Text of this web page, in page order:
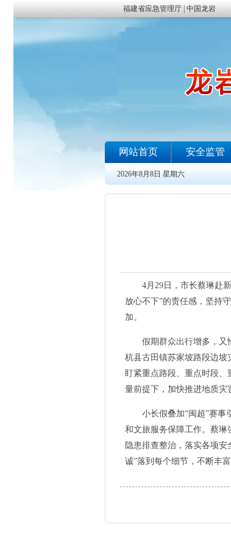
4月29日，市长蔡琳赴新
放心不下”的责任感，坚持
加。
假期群众出行增多，又恰
杭县古田镇苏家坡路段边
盯紧重点路段、重点时段
量前提下，加快推进地质
小长假叠加“闽超”赛事引
和文旅服务保障工作。蔡
隐患排查整治，落实各项
诚”落到每个细节，不断丰